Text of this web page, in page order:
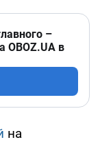
–
OBOZ.UA в
на